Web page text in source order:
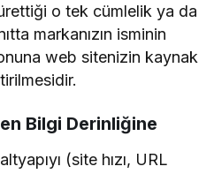
o tek cümlelik ya da
markanızın isminin
web sitenizin kaynak
Bilgi Derinliğine
(site hızı, URL